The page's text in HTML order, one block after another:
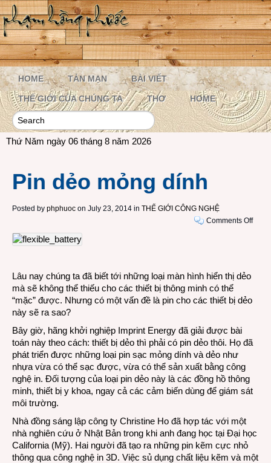
HOME TẢN MẠN BÀI VIẾT
THẾ GIỚI CỦA CHÚNG TA THƠ HOME
Thứ Năm ngày 06 tháng 8 năm 2026
Pin dẻo mỏng dính
Posted by phphuoc on July 23, 2014 in THẾ GIỚI CÔNG NGHỆ
Comments Offon
Lâu nay chúng ta đã biết tới những loại màn hình hiển thị dẻo
mà sẽ không thể thiếu cho các thiết bị thông minh có thể
“mặc” được. Nhưng có một vấn đề là pin cho các thiết bị dẻo
này sẽ ra sao?
Bây giờ, hãng khởi nghiệp Imprint Energy đã giải được bài
toán này theo cách: thiết bị dẻo thì phải có pin dẻo thôi. Họ đã
phát triển được những loại pin sạc mỏng dính và dẻo như
nhựa vừa có thể sạc được, vừa có thể sản xuất bằng công
nghệ in. Đối tượng của loại pin dẻo này là các đồng hồ thông
minh, thiết bị y khoa, ngay cả các cảm biến dùng để giám sát
môi trường.
Nhà đồng sáng lập công ty Christine Ho đã hợp tác với một
nhà nghiên cứu ở Nhật Bản trong khi anh đang học tại Đại học
California (Mỹ). Hai người đã tạo ra những pin kẽm cực nhỏ
thông qua công nghệ in 3D. Việc sủ dụng chất liệu kẽm và một